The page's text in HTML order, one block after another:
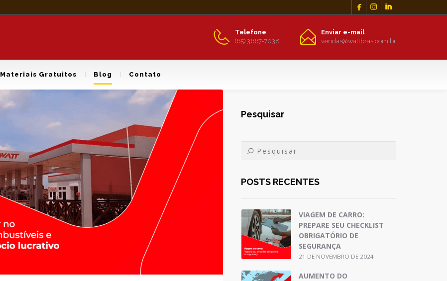
  
Enviar e-mail
vendas@wattbras.com.br
Telefone
(65) 3667-7038
Materiais Gratuitos Blog Contato
Pesquisar
POSTS RECENTES
VIAGEM DE CARRO:
PREPARE SEU CHECKLIST
OBRIGATÓRIO DE
SEGURANÇA
21 DE NOVEMBRO DE 2024
AUMENTO DO